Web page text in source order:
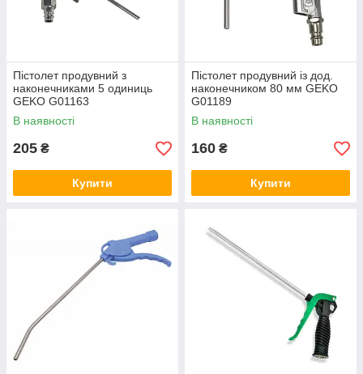
Пістолет продувний з
наконечниками 5 одиниць
GEKO G01163
В наявності
205 ₴
Купити
Пістолет продувний із дод.
наконечником 80 мм GEKO
G01189
В наявності
160 ₴
Купити